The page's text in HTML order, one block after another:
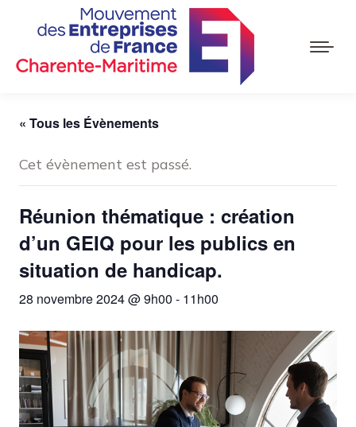
« Tous les Évènements
Cet évènement est passé.
Réunion thématique : création
d’un GEIQ pour les publics en
situation de handicap.
28 novembre 2024 @ 9h00 - 11h00